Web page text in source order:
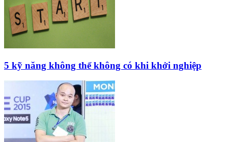
5 kỹ năng không thể không có khi khởi nghiệp